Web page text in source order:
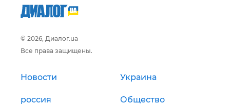
© 2026, Диалог.ua
Все права защищены.
Новости Украина
россия Общество